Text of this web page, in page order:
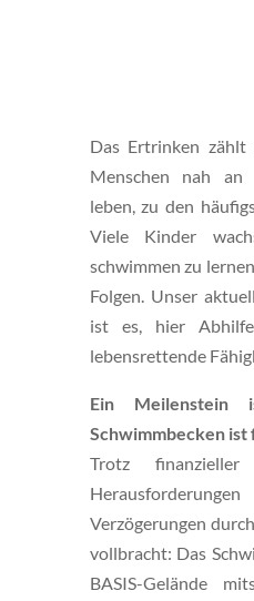
Das Ertrinken
Menschen nah an
leben, zu den
Viele Kinder
schwimmen zu
Folgen. Unser
ist es, hier
lebensrettende
Ein Meilenstein
Schwimmbecken
Trotz
Verzögerungen
vollbracht: Das
BASIS-Gelände